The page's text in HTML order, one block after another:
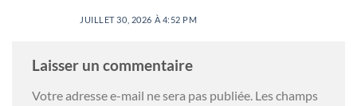
JUILLET 30, 2026 À 4:52 PM
Laisser un commentaire
Votre adresse e-mail ne sera pas publiée. Les champs